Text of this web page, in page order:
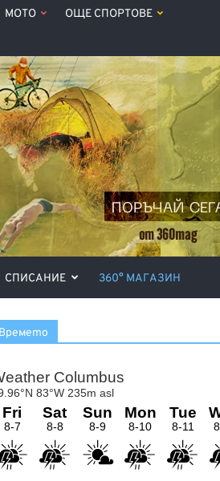
МОТО ОЩЕ СПОРТОВЕ
СПИСАНИЕ 360° МАГАЗИН